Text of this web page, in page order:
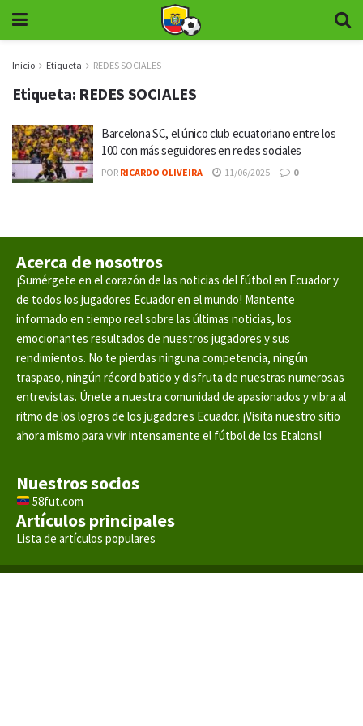
Inicio Etiqueta REDES SOCIALES
Etiqueta: REDES SOCIALES
Barcelona SC, el único club ecuatoriano entre los
100 con más seguidores en redes sociales
POR RICARDO OLIVEIRA 11/06/2025 0
Acerca de nosotros
¡Sumérgete en el corazón de las noticias del fútbol en Ecuador y
de todos los jugadores Ecuador en el mundo! Mantente
informado en tiempo real sobre las últimas noticias, los
emocionantes resultados de nuestros jugadores y sus
rendimientos. No te pierdas ninguna competencia, ningún
traspaso, ningún récord batido y disfruta de nuestras numerosas
entrevistas. Únete a nuestra comunidad de apasionados y vibra al
ritmo de los logros de los jugadores Ecuador. ¡Visita nuestro sitio
ahora mismo para vivir intensamente el fútbol de los Etalons!
Nuestros socios
58fut.com
Artículos principales
Lista de artículos populares